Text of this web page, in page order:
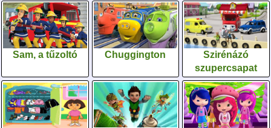
Sam, a tűzoltó Chuggington
Szirénázó
szupercsapat